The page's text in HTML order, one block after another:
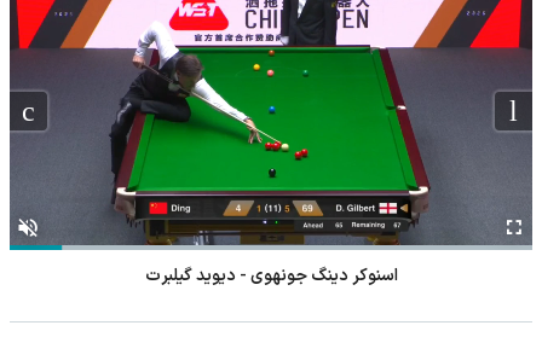
اسنوکر دینگ جونهوی - دیوید گیلبرت